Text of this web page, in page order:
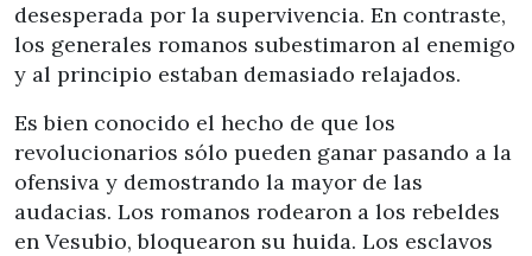
desesperada por la supervivencia. En contraste,
los generales romanos subestimaron al enemigo
y al principio estaban demasiado relajados.
Es bien conocido el hecho de que los
revolucionarios sólo pueden ganar pasando a la
ofensiva y demostrando la mayor de las
audacias. Los romanos rodearon a los rebeldes
en Vesubio, bloquearon su huida. Los esclavos